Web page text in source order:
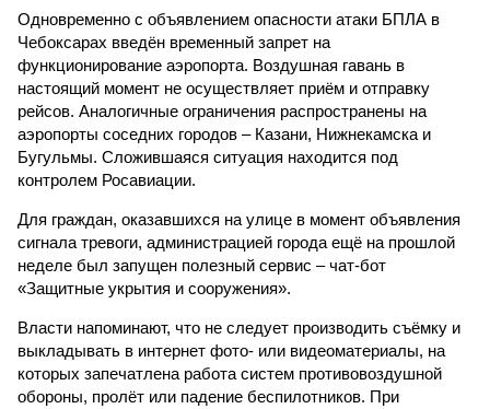
Одновременно с объявлением опасности атаки БПЛА в
Чебоксарах введён временный запрет на
функционирование аэропорта. Воздушная гавань в
настоящий момент не осуществляет приём и отправку
рейсов. Аналогичные ограничения распространены на
аэропорты соседних городов – Казани, Нижнекамска и
Бугульмы. Сложившаяся ситуация находится под
контролем Росавиации.
Для граждан, оказавшихся на улице в момент объявления
сигнала тревоги, администрацией города ещё на прошлой
неделе был запущен полезный сервис – чат-бот
«Защитные укрытия и сооружения».
Власти напоминают, что не следует производить съёмку и
выкладывать в интернет фото- или видеоматериалы, на
которых запечатлена работа систем противовоздушной
обороны, пролёт или падение беспилотников. При